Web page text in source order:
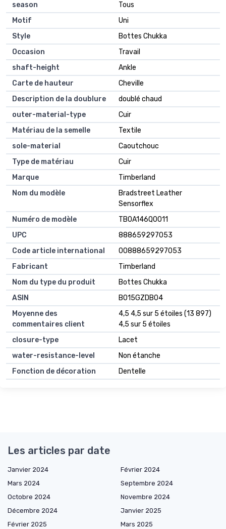
season
Tous
Motif
Uni
Style
Bottes Chukka
Occasion
Travail
shaft-height
Ankle
Carte de hauteur
Cheville
Description de la doublure
doublé chaud
outer-material-type
Cuir
Matériau de la semelle
Textile
sole-material
Caoutchouc
Type de matériau
Cuir
Marque
Timberland
Nom du modèle
Bradstreet Leather
Sensorflex
Numéro de modèle
TB0A146Q0011
UPC
888659297053
Code article international
00888659297053
Fabricant
Timberland
Nom du type du produit
Bottes Chukka
ASIN
B015GZDB04
Moyenne des
commentaires client
4,5 4,5 sur 5 étoiles (13 897)
4,5 sur 5 étoiles
closure-type
Lacet
water-resistance-level
Non étanche
Fonction de décoration
Dentelle
Les articles par date
Janvier 2024
Février 2024
Mars 2024
Septembre 2024
Octobre 2024
Novembre 2024
Décembre 2024
Janvier 2025
Février 2025
Mars 2025